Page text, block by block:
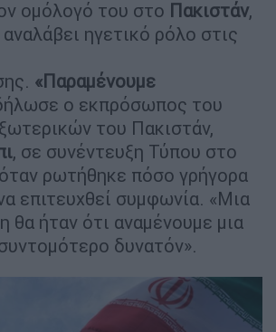
ομόλογό του στο Πακιστάν,
ηγετικό ρόλο στις
«Παραμένουμε
ο εκπρόσωπος του
του Πακιστάν,
, σε συνέντευξη Τύπου στο
ρωτήθηκε πόσο γρήγορα
επιτευχθεί συμφωνία. «Μια
θα ήταν ότι αναμένουμε μια
δυνατόν».